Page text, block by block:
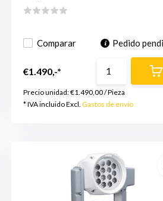
Comparar Pedido
€1.490,-*
Precio unidad:€1.490,00/Pieza
* IVA incluido Excl. Gastos de envío